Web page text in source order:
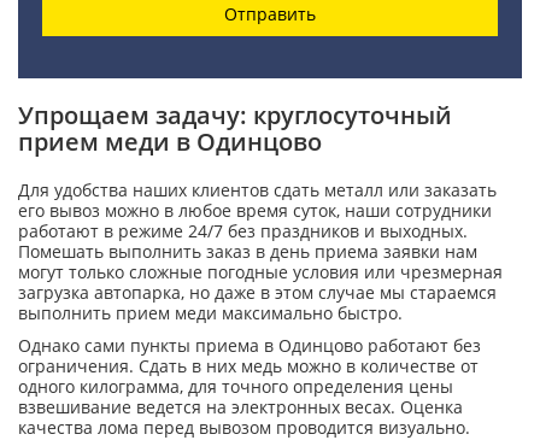
Отправить
Упрощаем задачу: круглосуточный
прием меди в Одинцово
Для удобства наших клиентов сдать металл или заказать
его вывоз можно в любое время суток, наши сотрудники
работают в режиме 24/7 без праздников и выходных.
Помешать выполнить заказ в день приема заявки нам
могут только сложные погодные условия или чрезмерная
загрузка автопарка, но даже в этом случае мы стараемся
выполнить прием меди максимально быстро.
Однако сами пункты приема в Одинцово работают без
ограничения. Сдать в них медь можно в количестве от
одного килограмма, для точного определения цены
взвешивание ведется на электронных весах. Оценка
качества лома перед вывозом проводится визуально.